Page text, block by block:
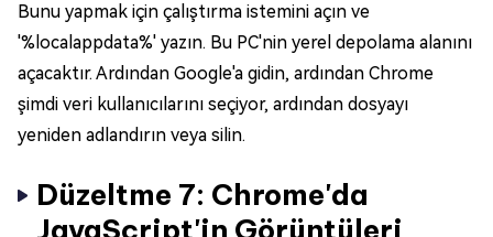
Bunu yapmak için çalıştırma istemini açın ve
'%localappdata%' yazın. Bu PC'nin yerel depolama alanını
açacaktır. Ardından Google'a gidin, ardından Chrome
şimdi veri kullanıcılarını seçiyor, ardından dosyayı
yeniden adlandırın veya silin.
Düzeltme 7: Chrome'da